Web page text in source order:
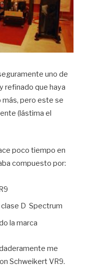
uno de
refinado que haya
más, pero este se
(lástima el
poco tiempo en
compuesto por:
D Spectrum
la marca
me
Schweikert VR9.